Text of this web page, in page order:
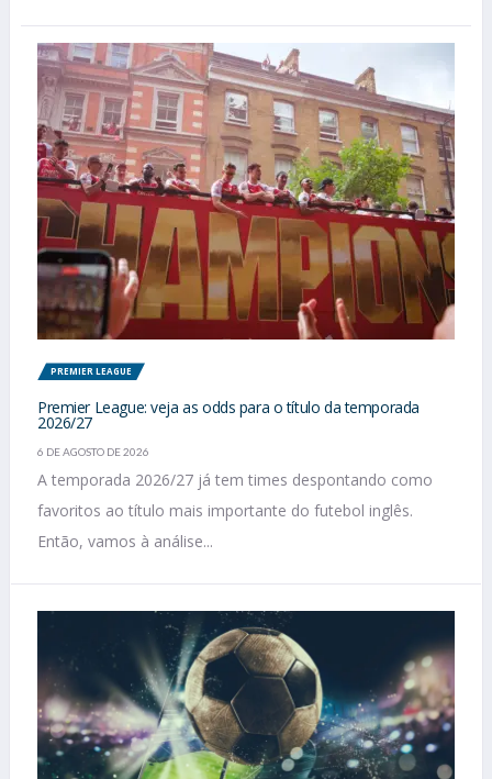
PREMIER LEAGUE
Premier League: veja as odds para o título da temporada
2026/27
6 DE AGOSTO DE 2026
A temporada 2026/27 já tem times despontando como
favoritos ao título mais importante do futebol inglês.
Então, vamos à análise...